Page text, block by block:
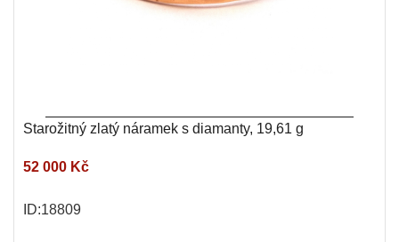
Starožitný zlatý náramek s diamanty, 19,61 g
52 000 Kč
ID:18809